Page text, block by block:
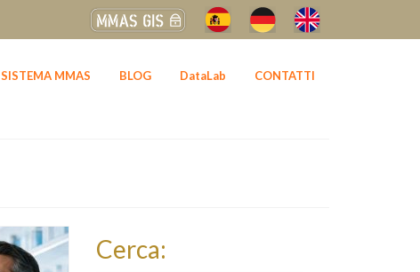
SISTEMA MMAS BLOG DataLab CONTATTI
Cerca: